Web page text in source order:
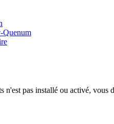
Quenum
n'est pas installé ou activé, vous